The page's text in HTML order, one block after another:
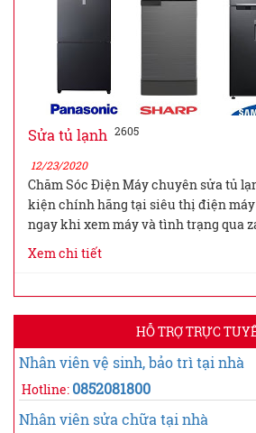
Sửa tủ lạnh 2605
12/23/2020
Chăm Sóc Điện Máy chuyên sửa tủ
kiện chính hãng tại siêu thị điện máy
ngay khi xem máy và tình trạng qua
Xem chi tiết
HỖ TRỢ TRỰC
Nhân viên vệ sinh, bảo trì tại nhà
Hotline: 0852081800
Nhân viên sửa chữa tại nhà